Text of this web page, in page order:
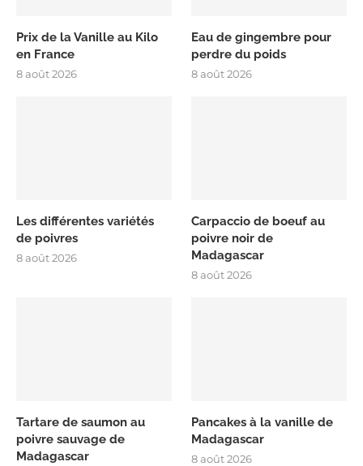
Prix de la Vanille au Kilo
en France
8 août 2026
Eau de gingembre pour
perdre du poids
8 août 2026
Les différentes variétés
de poivres
8 août 2026
Carpaccio de boeuf au
poivre noir de
Madagascar
8 août 2026
Tartare de saumon au
poivre sauvage de
Madagascar
Pancakes à la vanille de
Madagascar
8 août 2026